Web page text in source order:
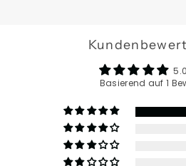
Basierend auf 1